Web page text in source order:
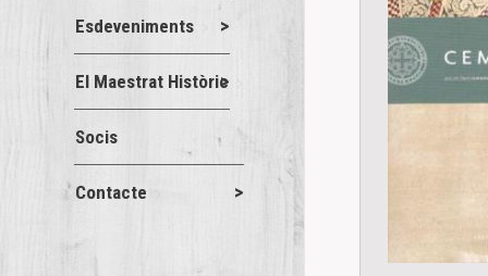
Esdeveniments
El Maestrat Històric
Socis
Contacte